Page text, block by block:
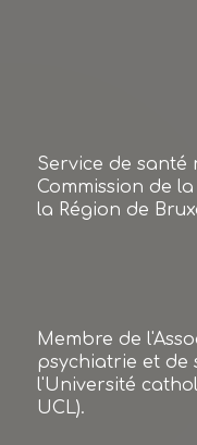
Service de
Commission de
la Région de
Membre de
psychiatrie et de
l'Université
UCL).